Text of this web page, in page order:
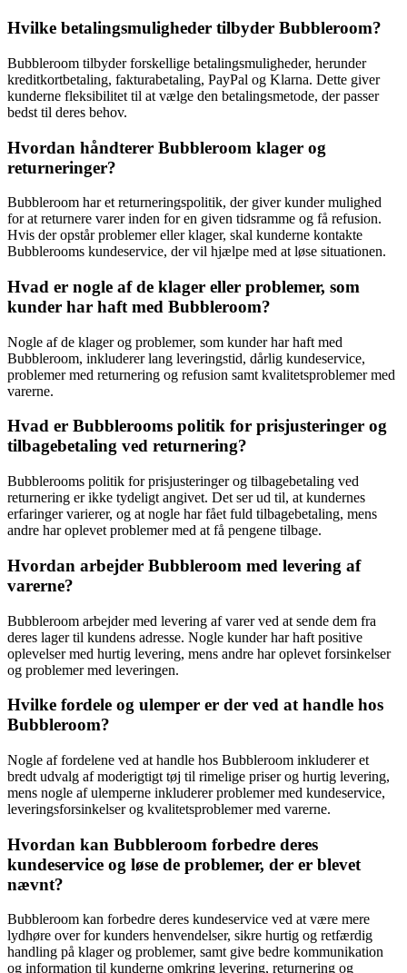
Hvilke betalingsmuligheder tilbyder Bubbleroom?
Bubbleroom tilbyder forskellige betalingsmuligheder, herunder
kreditkortbetaling, fakturabetaling, PayPal og Klarna. Dette giver
kunderne fleksibilitet til at vælge den betalingsmetode, der passer
bedst til deres behov.
Hvordan håndterer Bubbleroom klager og
returneringer?
Bubbleroom har et returneringspolitik, der giver kunder mulighed
for at returnere varer inden for en given tidsramme og få refusion.
Hvis der opstår problemer eller klager, skal kunderne kontakte
Bubblerooms kundeservice, der vil hjælpe med at løse situationen.
Hvad er nogle af de klager eller problemer, som
kunder har haft med Bubbleroom?
Nogle af de klager og problemer, som kunder har haft med
Bubbleroom, inkluderer lang leveringstid, dårlig kundeservice,
problemer med returnering og refusion samt kvalitetsproblemer med
varerne.
Hvad er Bubblerooms politik for prisjusteringer og
tilbagebetaling ved returnering?
Bubblerooms politik for prisjusteringer og tilbagebetaling ved
returnering er ikke tydeligt angivet. Det ser ud til, at kundernes
erfaringer varierer, og at nogle har fået fuld tilbagebetaling, mens
andre har oplevet problemer med at få pengene tilbage.
Hvordan arbejder Bubbleroom med levering af
varerne?
Bubbleroom arbejder med levering af varer ved at sende dem fra
deres lager til kundens adresse. Nogle kunder har haft positive
oplevelser med hurtig levering, mens andre har oplevet forsinkelser
og problemer med leveringen.
Hvilke fordele og ulemper er der ved at handle hos
Bubbleroom?
Nogle af fordelene ved at handle hos Bubbleroom inkluderer et
bredt udvalg af moderigtigt tøj til rimelige priser og hurtig levering,
mens nogle af ulemperne inkluderer problemer med kundeservice,
leveringsforsinkelser og kvalitetsproblemer med varerne.
Hvordan kan Bubbleroom forbedre deres
kundeservice og løse de problemer, der er blevet
nævnt?
Bubbleroom kan forbedre deres kundeservice ved at være mere
lydhøre over for kunders henvendelser, sikre hurtig og retfærdig
handling på klager og problemer, samt give bedre kommunikation
og information til kunderne omkring levering, returnering og